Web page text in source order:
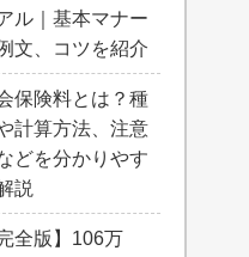
ル｜基本マナー
文、コツを紹介
保険料とは？種
計算方法、注意
どを分かりやす
説
完全版】106万